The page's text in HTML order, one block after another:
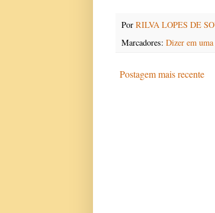
Por RILVA LOPES DE
Marcadores: Dizer em
Postagem mais recente